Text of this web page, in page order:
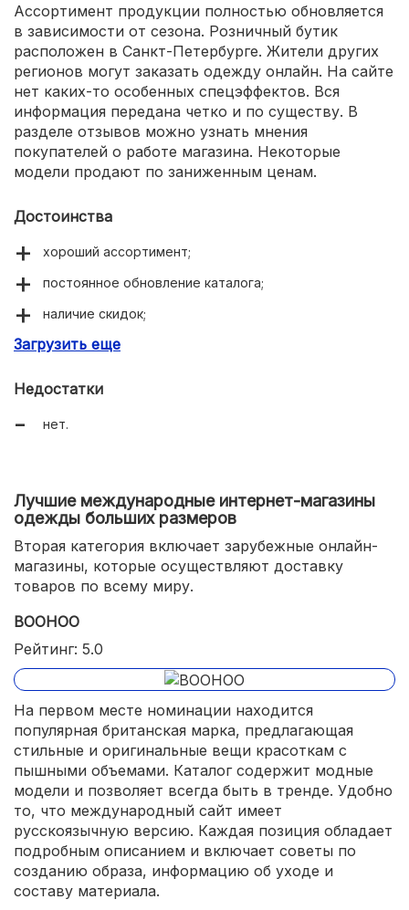
Ассортимент продукции полностью обновляется
в зависимости от сезона. Розничный бутик
расположен в Санкт-Петербурге. Жители других
регионов могут заказать одежду онлайн. На сайте
нет каких-то особенных спецэффектов. Вся
информация передана четко и по существу. В
разделе отзывов можно узнать мнения
покупателей о работе магазина. Некоторые
модели продают по заниженным ценам.
Достоинства
хороший ассортимент;
постоянное обновление каталога;
наличие скидок;
большой выбор размеров.
Загрузить еще
Недостатки
нет.
Лучшие международные интернет-магазины
одежды больших размеров
Вторая категория включает зарубежные онлайн-
магазины, которые осуществляют доставку
товаров по всему миру.
BOOHOO
Рейтинг: 5.0
На первом месте номинации находится
популярная британская марка, предлагающая
стильные и оригинальные вещи красоткам с
пышными объемами. Каталог содержит модные
модели и позволяет всегда быть в тренде. Удобно
то, что международный сайт имеет
русскоязычную версию. Каждая позиция обладает
подробным описанием и включает советы по
созданию образа, информацию об уходе и
составу материала.